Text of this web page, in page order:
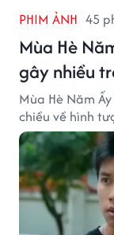
PHIM ẢNH 45
Mùa Hè
gây nhiều
Mùa Hè Năm
chiều về hình